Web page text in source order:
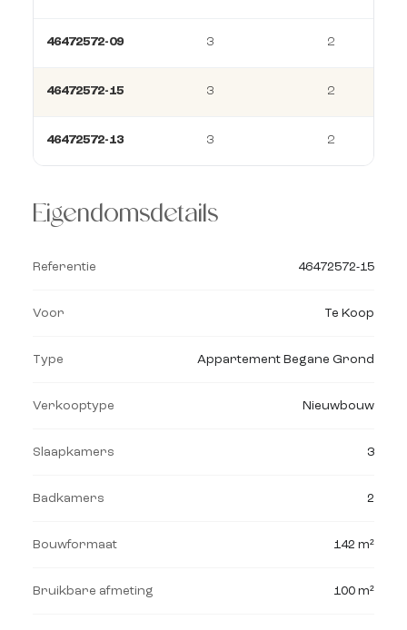
46472572-09 3 2
46472572-15 3 2
46472572-13 3 2
Eigendomsdetails
Referentie 46472572-15
Voor Te Koop
Type Appartement Begane Grond
Verkooptype Nieuwbouw
Slaapkamers 3
Badkamers 2
Bouwformaat 142 m²
Bruikbare afmeting 100 m²